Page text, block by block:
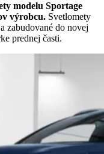
modelu Sportage
výrobcu. Svetlomety
zabudované do novej
prednej časti.